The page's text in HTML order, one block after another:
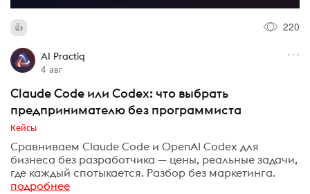
220
AI Practiq
4 авг
Claude Code или Codex: что выбрать
предпринимателю без программиста
Кейсы
Сравниваем Claude Code и OpenAI Codex для
бизнеса без разработчика — цены, реальные задачи,
где каждый спотыкается. Разбор без маркетинга.
подробнее